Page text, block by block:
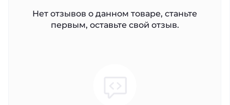
Нет отзывов о данном товаре, станьте
первым, оставьте свой отзыв.